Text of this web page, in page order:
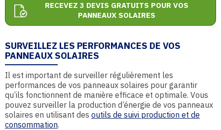
RECEVEZ 3 DEVIS GRATUITS POUR VOS
PANNEAUX SOLAIRES
SURVEILLEZ LES PERFORMANCES DE VOS
PANNEAUX SOLAIRES
Il est important de surveiller régulièrement les
performances de vos panneaux solaires pour garantir
qu’ils fonctionnent de manière efficace et optimale. Vous
pouvez surveiller la production d’énergie de vos panneaux
solaires en utilisant des outils de suivi production et de
consommation.